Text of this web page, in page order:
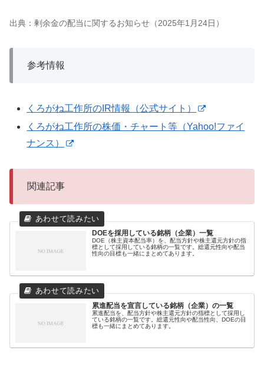
出典：剰余金の配当に関するお知らせ（2025年1月24日）
参考情報
くろがね工作所のIR情報（公式サイト）
くろがね工作所の株価・チャート等（Yahoo!ファイ
ナンス）
関連記事
DOEを採用している銘柄（企業）一覧
DOE（株主資本配当率）を、配当方針や株主還元方針の指
標として採用している銘柄の一覧です。総還元性向や配当
性向の目標も一緒にまとめてあります。
累進配当を宣言している銘柄（企業）の一覧
累進配当を、配当方針や株主還元方針の指標として採用し
ている銘柄の一覧です。総還元性向や配当性向、DOEの目
標も一緒にまとめてあります。